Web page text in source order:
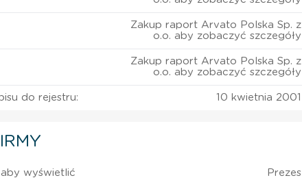
Zakup raport Arvato Polska Sp. z
o.o. aby zobaczyć szczegóły
Zakup raport Arvato Polska Sp. z
o.o. aby zobaczyć szczegóły
do rejestru: 10 kwietnia 2001
wyświetlić
Prezes